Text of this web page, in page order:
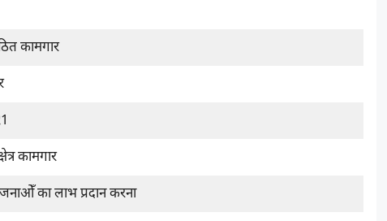
कामगार
कामगार
का लाभ प्रदान करना